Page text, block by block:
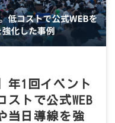
年1回イベント
トで公式WEB
当日導線を強